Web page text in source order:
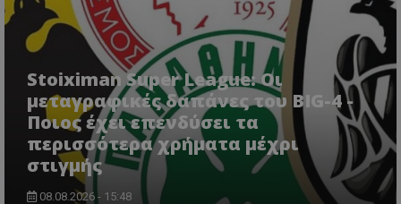
Stoiximan Super League: Οι
μεταγραφικές δαπάνες του BIG-4 -
Ποιος έχει επενδύσει τα
περισσότερα χρήματα μέχρι
στιγμής
08.08.2026 - 15:48